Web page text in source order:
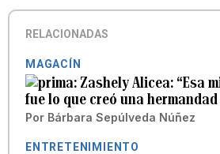
RELACIONADAS
MAGACÍN
Zashely Alicea: “Esa
fue lo que creó una
Por Bárbara Sepúlveda Núñez
ENTRETENIMIENTO